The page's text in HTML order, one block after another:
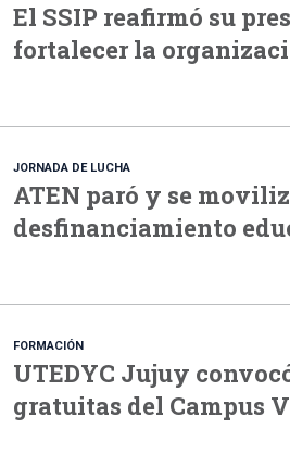
El SSIP reafirmó su
fortalecer la
JORNADA DE LUCHA
ATEN paró y se
desfinanciamiento
FORMACIÓN
UTEDYC Jujuy
gratuitas del Campus